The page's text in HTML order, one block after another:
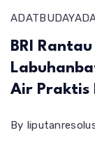
ADATBUDAYA
BRI
Air Praktis
By